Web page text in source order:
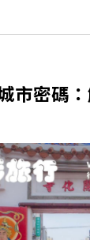
市密碼